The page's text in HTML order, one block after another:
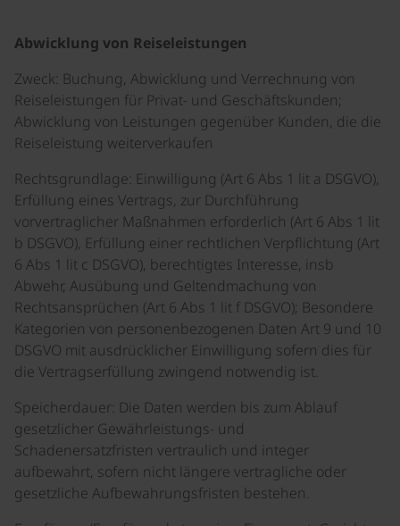
Abwicklung von Reiseleistungen
Zweck: Buchung, Abwicklung und Verrechnung von
Reiseleistungen für Privat- und Geschäftskunden;
Abwicklung von Leistungen gegenüber Kunden, die die
Reiseleistung weiterverkaufen
Rechtsgrundlage: Einwilligung (Art 6 Abs 1 lit a DSGVO),
Erfüllung eines Vertrags, zur Durchführung
vorvertraglicher Maßnahmen erforderlich (Art 6 Abs 1 lit
b DSGVO), Erfüllung einer rechtlichen Verpflichtung (Art
6 Abs 1 lit c DSGVO), berechtigtes Interesse, insb
Abwehr, Ausübung und Geltendmachung von
Rechtsansprüchen (Art 6 Abs 1 lit f DSGVO); Besondere
Kategorien von personenbezogenen Daten Art 9 und 10
DSGVO mit ausdrücklicher Einwilligung sofern dies für
die Vertragserfüllung zwingend notwendig ist.
Speicherdauer: Die Daten werden bis zum Ablauf
gesetzlicher Gewährleistungs- und
Schadenersatzfristen vertraulich und integer
aufbewahrt, sofern nicht längere vertragliche oder
gesetzliche Aufbewahrungsfristen bestehen.